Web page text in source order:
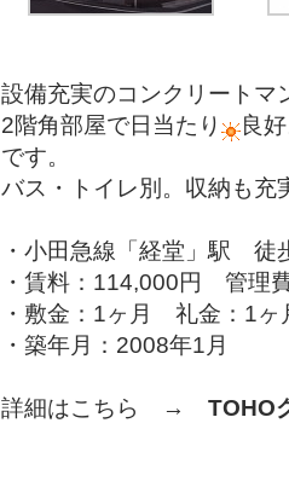
設備充実のコンクリートマ
2階角部屋で日当たり
良
です。
バス・トイレ別。収納も充
・小田急線「経堂」駅 徒
・賃料：114,000円 管理
・敷金：1ヶ月 礼金：1ヶ
・築年月：2008年1月
詳細はこちら → TOHO